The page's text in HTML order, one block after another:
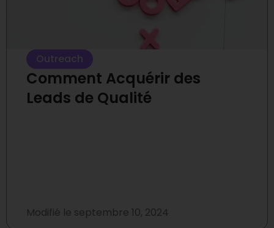
Outreach
Comment Acquérir des
Leads de Qualité
Modifié le septembre 10, 2024